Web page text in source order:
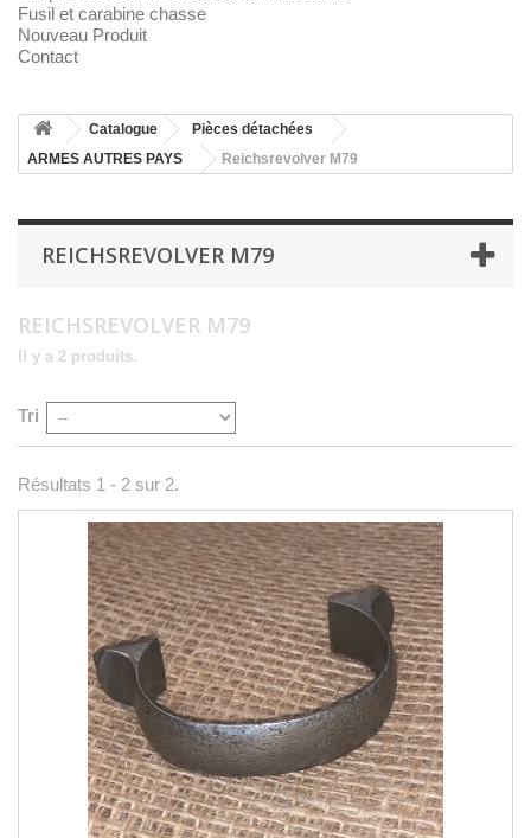
Fusil et carabine chasse
Nouveau Produit
Contact
Catalogue
Pièces détachées
ARMES AUTRES PAYS
Reichsrevolver M79
REICHSREVOLVER M79
REICHSREVOLVER M79
Il y a 2 produits.
Tri
Résultats 1 - 2 sur 2.